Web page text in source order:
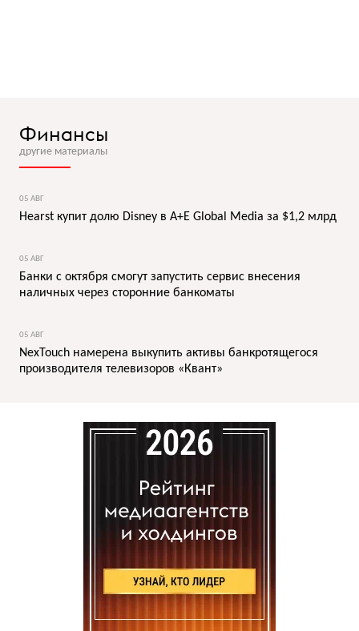
Финансы
другие материалы
05 АВГ
Hearst купит долю Disney в A+E Global Media за $1,2 млрд
05 АВГ
Банки с октября смогут запустить сервис внесения
наличных через сторонние банкоматы
05 АВГ
NexTouch намерена выкупить активы банкротящегося
производителя телевизоров «Квант»